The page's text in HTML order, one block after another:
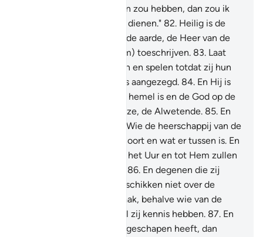
"Als de Erbarmer een zoon zou hebben, dan zou ik
de eerste zijn om hem te dienen." 82. Heilig is de
Heer van de hemelen en de aarde, de Heer van de
Troon, boven wat zij (Hem) toeschrijven. 83. Laat
hen in hun dwaling blijven en spelen totdat zij hun
Dag ontmoeten die hun is aangezegd. 84. En Hij is
Degene Die de God in de hemel is en de God op de
aarde is. En Hij is de Alwijze, de Alwetende. 85. En
gezegend is Degene aan Wie de heerschappij van de
hemelen en de aarde behoort en wat er tussen is. En
bij Hem is de kennis over het Uur en tot Hem zullen
86. En degenen die zij
naast Hem aanroepen beschikken niet over de
mogelijkheid tot voorspraak, behalve wie van de
Waarheid getuigen terwijl zij kennis hebben. 87. En
als jij hun vraagt wie hen geschapen heeft, dan